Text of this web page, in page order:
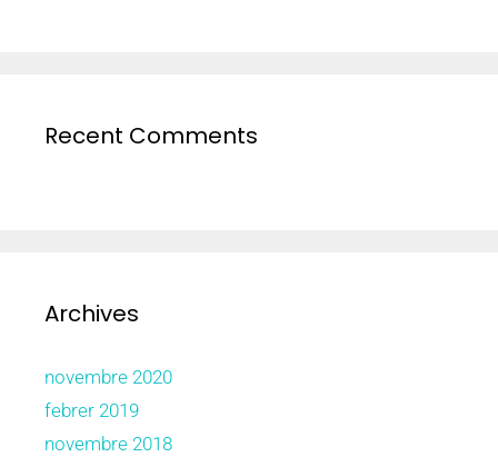
Recent Comments
Archives
novembre 2020
febrer 2019
novembre 2018